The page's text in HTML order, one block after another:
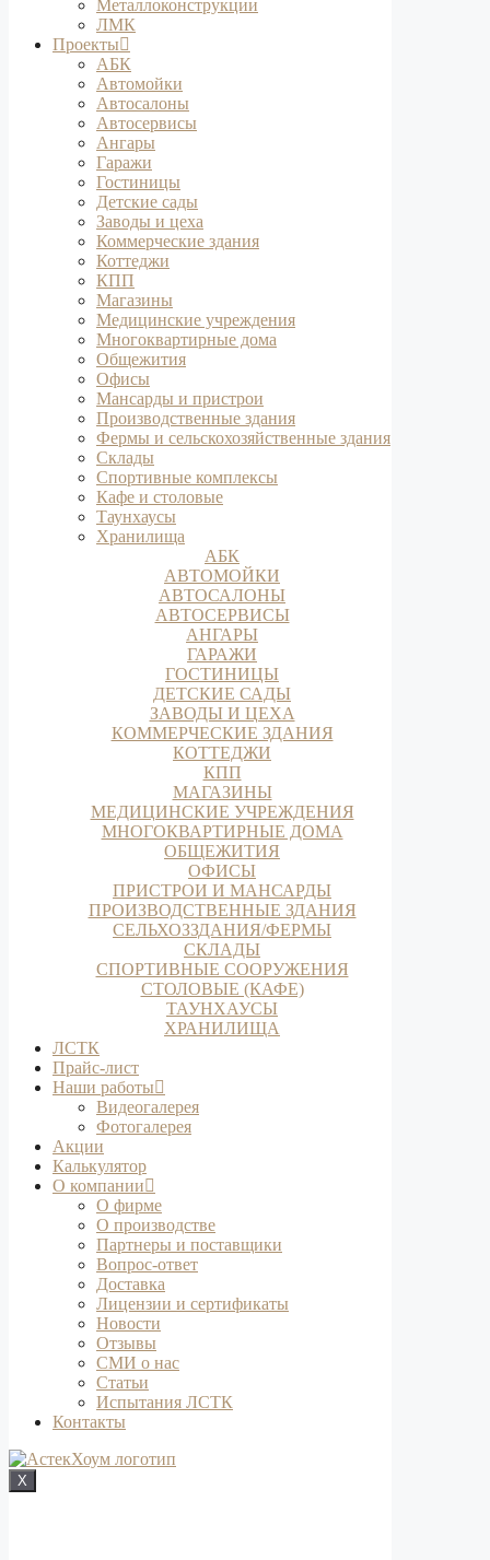
Металлоконструкции
ЛМК
Проекты
АБК
Автомойки
Автосалоны
Автосервисы
Ангары
Гаражи
Гостиницы
Детские сады
Заводы и цеха
Коммерческие здания
Коттеджи
КПП
Магазины
Медицинские учреждения
Многоквартирные дома
Общежития
Офисы
Мансарды и пристрои
Производственные здания
Фермы и сельскохозяйственные здания
Склады
Спортивные комплексы
Кафе и столовые
Таунхаусы
Хранилища
АБК
АВТОМОЙКИ
АВТОСАЛОНЫ
АВТОСЕРВИСЫ
АНГАРЫ
ГАРАЖИ
ГОСТИНИЦЫ
ДЕТСКИЕ САДЫ
ЗАВОДЫ И ЦЕХА
КОММЕРЧЕСКИЕ ЗДАНИЯ
КОТТЕДЖИ
КПП
МАГАЗИНЫ
МЕДИЦИНСКИЕ УЧРЕЖДЕНИЯ
МНОГОКВАРТИРНЫЕ ДОМА
ОБЩЕЖИТИЯ
ОФИСЫ
ПРИСТРОИ И МАНСАРДЫ
ПРОИЗВОДСТВЕННЫЕ ЗДАНИЯ
СЕЛЬХОЗЗДАНИЯ/ФЕРМЫ
СКЛАДЫ
СПОРТИВНЫЕ СООРУЖЕНИЯ
СТОЛОВЫЕ (КАФЕ)
ТАУНХАУСЫ
ХРАНИЛИЩА
ЛСТК
Прайс-лист
Наши работы
Видеогалерея
Фотогалерея
Акции
Калькулятор
О компании
О фирме
О производстве
Партнеры и поставщики
Вопрос-ответ
Доставка
Лицензии и сертификаты
Новости
Отзывы
СМИ о нас
Статьи
Испытания ЛСТК
Контакты
X